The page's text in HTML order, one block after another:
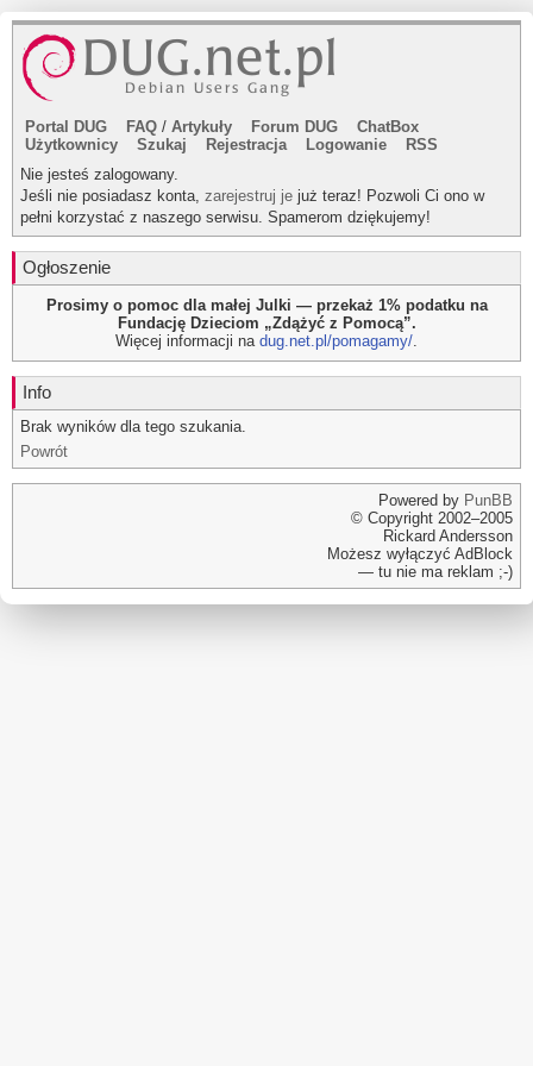
Portal DUG FAQ / Artykuły Forum DUG
ChatBox
Użytkownicy
Szukaj Rejestracja Logowanie
RSS
Nie jesteś zalogowany.
Jeśli nie posiadasz konta, zarejestruj je już teraz! Pozwoli Ci ono w
pełni korzystać z naszego serwisu. Spamerom dziękujemy!
Ogłoszenie
Prosimy o pomoc dla małej Julki — przekaż 1% podatku na
Fundację Dzieciom „Zdążyć z Pomocą”.
Więcej informacji na dug.net.pl/pomagamy/.
Info
Brak wyników dla tego szukania.
Powrót
Powered by PunBB
© Copyright 2002–2005
Rickard Andersson
Możesz wyłączyć AdBlock
— tu nie ma reklam ;-)